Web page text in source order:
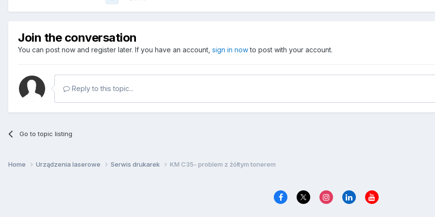
Join the conversation
You can post now and register later. If you have an account, sign in nowto post with your account.
Reply to this topic...
Go to topic listing
Home Urządzenia laserowe Serwis drukarek KM C35- problem z żółtym tonerem